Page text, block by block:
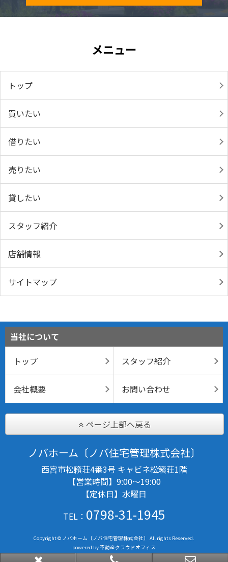
メニュー
トップ
買いたい
借りたい
売りたい
貸したい
スタッフ紹介
店舗情報
サイトマップ
当社について
トップ
スタッフ紹介
会社概要 お問い合わせ
ページ上部へ戻る
ノバホーム〔ノバ住宅管理株式会社〕
西宮市松籟荘4番3号 キャビネ松籟荘1階
【営業時間】9:00～19:00
【定休日】水曜日
TEL： 0798-31-1945
Copyright © ノバホーム〔ノバ住宅管理株式会社〕 All rights Reserved.
powered by 不動産クラウドオフィス